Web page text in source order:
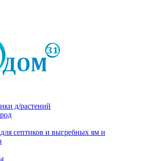
д/растений
септиков и выгребных ям и